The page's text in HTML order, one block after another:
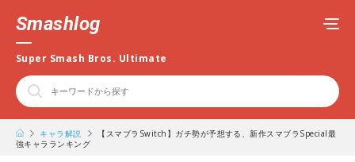
Smashlog
Super Smash Bros. Ultimate
キャラ解説
【スマブラSwitch】ガチ勢が予想する、新作スマブラSpecial最
強キャラランキング